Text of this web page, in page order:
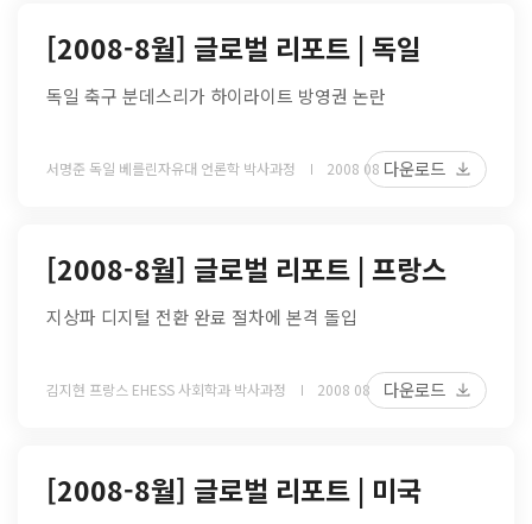
[2008-8월] 글로벌 리포트 | 독일
독일 축구 분데스리가 하이라이트 방영권 논란
서명준 독일 베를린자유대 언론학 박사과정 2008 08 다운로드
[2008-8월] 글로벌 리포트 | 프랑스
지상파 디지털 전환 완료 절차에 본격 돌입
김지현 프랑스 EHESS 사회학과 박사과정 2008 08 다운로드
[2008-8월] 글로벌 리포트 | 미국